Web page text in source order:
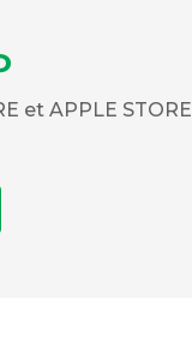
et APPLE STORE